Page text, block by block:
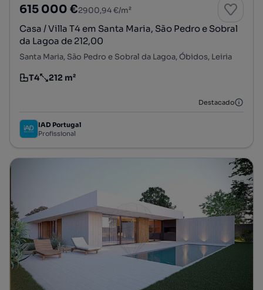
615 000 €2900,94 €/m²
Casa / Villa T4 em Santa Maria, São Pedro e Sobral
da Lagoa de 212,00
Santa Maria, São Pedro e Sobral da Lagoa, Óbidos, Leiria
Tipologia
T4
Preço por metro quadrado
212 m²
Destacado
IAD Portugal
Profissional